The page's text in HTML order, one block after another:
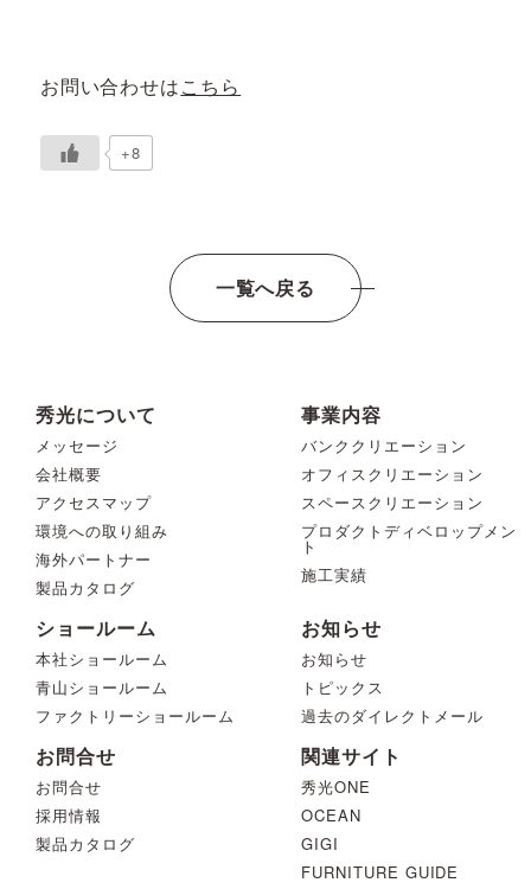
お問い合わせはこちら
+8
一覧へ戻る
秀光について
メッセージ
会社概要
アクセスマップ
環境への取り組み
海外パートナー
製品カタログ
事業内容
バンククリエーション
オフィスクリエーション
スペースクリエーション
プロダクトディベロップメン
ト
施工実績
ショールーム
本社ショールーム
青山ショールーム
ファクトリーショールーム
お知らせ
お知らせ
トピックス
過去のダイレクトメール
お問合せ
お問合せ
採用情報
製品カタログ
関連サイト
秀光ONE
OCEAN
GIGI
FURNITURE GUIDE